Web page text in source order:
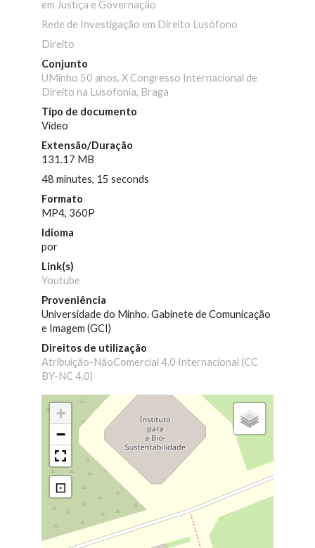
em Justiça e Governação
Rede de Investigação em Direito Lusófono
Direito
Conjunto
UMinho 50 anos, X Congresso Internacional de
Direito na Lusofonia, Braga
Tipo de documento
Vídeo
Extensão/Duração
131.17 MB
48 minutes, 15 seconds
Formato
MP4, 360P
Idioma
por
Link(s)
Youtube
Proveniência
Universidade do Minho. Gabinete de Comunicação
e Imagem (GCI)
Direitos de utilização
Atribuição-NãoComercial 4.0 Internacional (CC
BY-NC 4.0)
+
−
⊡